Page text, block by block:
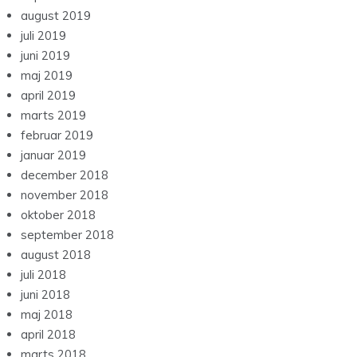
august 2019
juli 2019
juni 2019
maj 2019
april 2019
marts 2019
februar 2019
januar 2019
december 2018
november 2018
oktober 2018
september 2018
august 2018
juli 2018
juni 2018
maj 2018
april 2018